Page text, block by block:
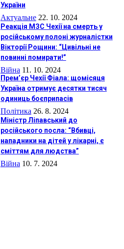
України
Актуальне 22. 10. 2024
Реакція МЗС Чехії на смерть у
російському полоні журналістки
Вікторії Рощини: “Цивільні не
повинні помирати!”
Війна 11. 10. 2024
Прем’єр Чехії Фіала: щомісяця
Україна отримує десятки тисяч
одиниць боєприпасів
Політика 26. 8. 2024
Міністр Ліпавський до
російського посла: “Вбивці,
нападники на дітей у лікарні, є
сміттям для людства”
Війна 10. 7. 2024